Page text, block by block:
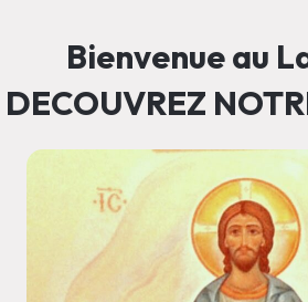
Bienvenue au
DECOUVREZ